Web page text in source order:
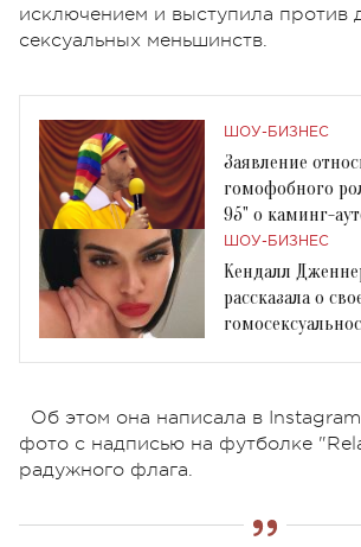
исключением и выступила против
сексуальных меньшинств.
ШОУ-БИЗНЕС
Заявление
гомофобного
95" о каминг-
ШОУ-БИЗНЕС
Кендалл
рассказала о
Об этом она написала в
фото с надписью на футболке
радужного флага.